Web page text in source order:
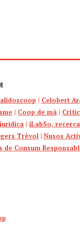
| Celobert
| Coop de mà | Crític
| iLabSo,
Trèvol | Nusos
de Consum